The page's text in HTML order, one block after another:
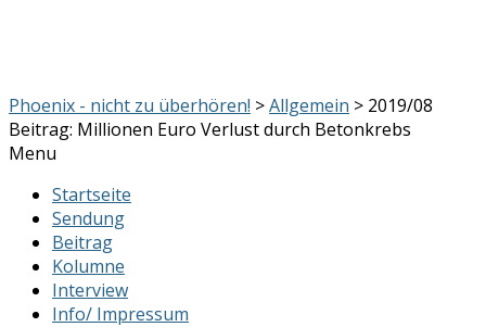
Phoenix - nicht zu überhören! >Allgemein > 2019/08
Beitrag: Millionen Euro Verlust durch Betonkrebs
Menu
Startseite
Sendung
Beitrag
Kolumne
Interview
Info/ Impressum